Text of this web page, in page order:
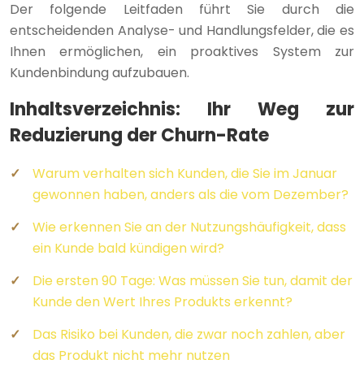
Der folgende Leitfaden führt Sie durch die
entscheidenden Analyse- und Handlungsfelder, die es
Ihnen ermöglichen, ein proaktives System zur
Kundenbindung aufzubauen.
Inhaltsverzeichnis: Ihr Weg zur
Reduzierung der Churn-Rate
Warum verhalten sich Kunden, die Sie im Januar
gewonnen haben, anders als die vom Dezember?
Wie erkennen Sie an der Nutzungshäufigkeit, dass
ein Kunde bald kündigen wird?
Die ersten 90 Tage: Was müssen Sie tun, damit der
Kunde den Wert Ihres Produkts erkennt?
Das Risiko bei Kunden, die zwar noch zahlen, aber
das Produkt nicht mehr nutzen